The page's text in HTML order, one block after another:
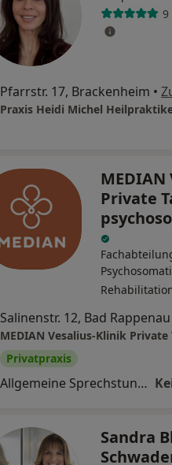
Pfarrstr. 17, Brackenheim •
Praxis Heidi Michel
Private
Salinenstr. 12, Bad Rappenau
Privatpraxis
Allgemeine Sprechstunde
Sandra